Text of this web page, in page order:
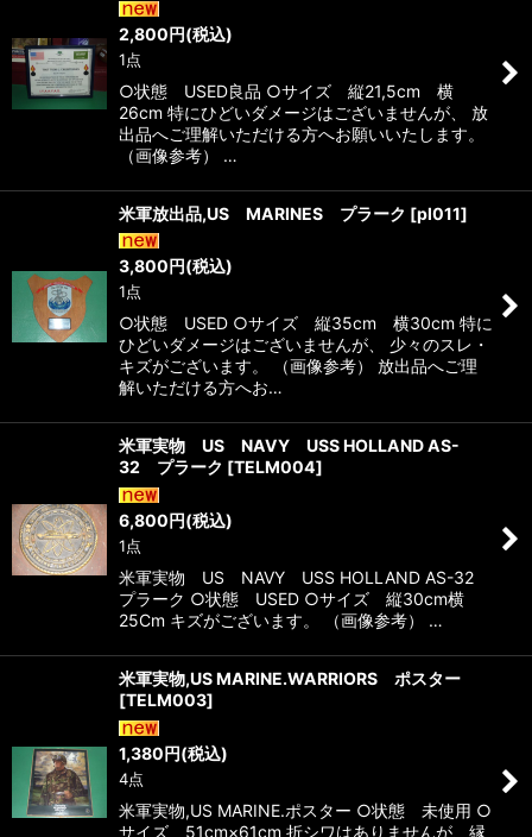
2,800円(税込)
1点
○状態 USED良品 ○サイズ 縦21,5cm 横
26cm 特にひどいダメージはございませんが、 放
出品へご理解いただける方へお願いいたします。
（画像参考） …
米軍放出品,US MARINES プラーク [pl011]
3,800 円(税込)
1点
○状態 USED ○サイズ 縦35cm 横30cm 特に
ひどいダメージはございませんが、 少々のスレ・
キズがございます。 （画像参考） 放出品へご理
解いただける方へお…
米軍実物 US NAVY USS HOLLAND AS-
32 プラーク [TELM004]
6,800円(税込)
1点
米軍実物 US NAVY USS HOLLAND AS-32
プラーク ○状態 USED ○サイズ 縦30cm横
25Cm キズがございます。 （画像参考） …
米軍実物,US MARINE.WARRIORS ポスター
[TELM003]
1,380円(税込)
4点
米軍実物,US MARINE.ポスター ○状態 未使用 ○
サイズ 51cm×61cm 折シワはありませんが、縁